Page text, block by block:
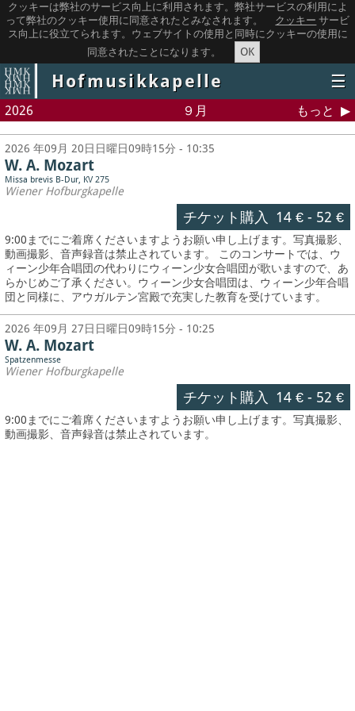
クッキーは弊社のサービス向上に利用されます。弊社サービスの利用によ
って弊社のクッキー使用に同意されたとみなされます。
クッキー サービ
ス向上に役立てられます。ウェブサイトの使用と同時にクッキーの使用に
同意されたことになります。
OK
Hofmusikkapelle ☰
2026 ９月 もっと
2026 年09月 20日日曜日09時15分 - 10:35
W. A. Mozart
Missa brevis B-Dur, KV 275
Wiener Hofburgkapelle
チケット購入 14 €- 52 €
9:00までにご着席くださいますようお願い申し上げます。写真撮影、
動画撮影、音声録音は禁止されています。 このコンサートでは、ウ
ィーン少年合唱団の代わりにウィーン少女合唱団が歌いますので、あ
らかじめご了承ください。ウィーン少女合唱団は、ウィーン少年合唱
団と同様に、アウガルテン宮殿で充実した教育を受けています。
2026 年09月 27日日曜日09時15分 - 10:25
W. A. Mozart
Spatzenmesse
Wiener Hofburgkapelle
チケット購入 14 €- 52 €
9:00までにご着席くださいますようお願い申し上げます。写真撮影、
動画撮影、音声録音は禁止されています。